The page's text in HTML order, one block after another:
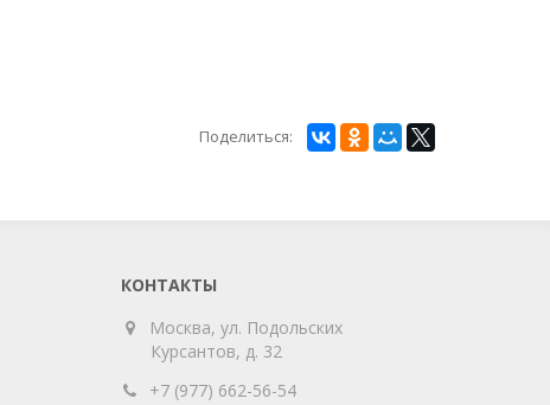
Поделиться:
КОНТАКТЫ
Москва, ул. Подольских
Курсантов, д. 32
+7 (977) 662-56-54